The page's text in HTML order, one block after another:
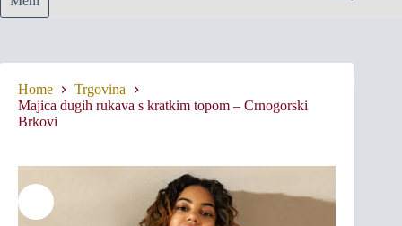
Home
Trgovina
Majica dugih rukava s kratkim topom – Crnogorski
Brkovi